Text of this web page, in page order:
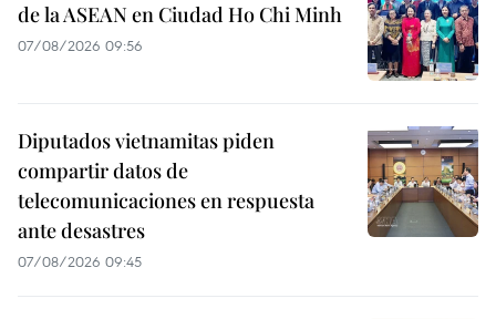
de la ASEAN en Ciudad Ho Chi Minh
07/08/2026 09:56
Diputados vietnamitas piden
compartir datos de
telecomunicaciones en respuesta
ante desastres
07/08/2026 09:45